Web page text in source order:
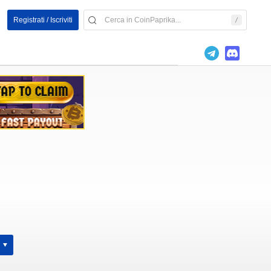
Registrati / Iscriviti